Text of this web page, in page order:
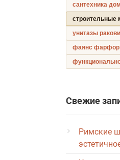
сантехника
строительные
унитазы
фаянс фарфор
Свежие
Римские